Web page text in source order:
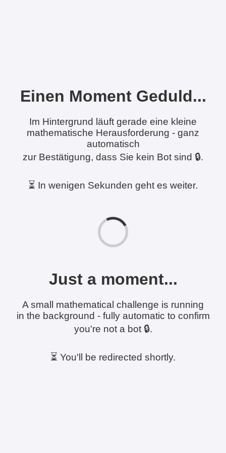
Einen Moment Geduld...
Im Hintergrund läuft gerade eine kleine
mathematische Herausforderung - ganz
automatisch
zur Bestätigung, dass Sie kein Bot sind 🔒.
⏳ In wenigen Sekunden geht es weiter.
Just a moment...
A small mathematical challenge is running
in the background - fully automatic to confirm
you're not a bot 🔒.
⏳ You'll be redirected shortly.